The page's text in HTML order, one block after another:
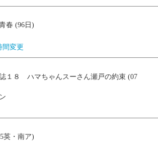
春 (96日)
間変更
１８ ハマちゃんスーさん瀬戸の約束 (07
英・南ア)